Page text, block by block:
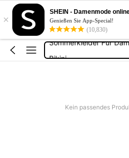
×
SHEIN - Damenmode
Genießen Sie App-Special!
(10,830)
Festival Outfit Damen
Squishies
Sommerkleider Für
Kein passendes